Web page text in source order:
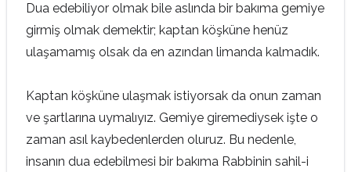
Dua edebiliyor olmak bile aslında bir bakıma gemiye
girmiş olmak demektir; kaptan köşküne henüz
ulaşamamış olsak da en azından limanda kalmadık.
Kaptan köşküne ulaşmak istiyorsak da onun zaman
ve şartlarına uymalıyız. Gemiye giremediysek işte o
zaman asıl kaybedenlerden oluruz. Bu nedenle,
insanın dua edebilmesi bir bakıma Rabbinin sahil-i